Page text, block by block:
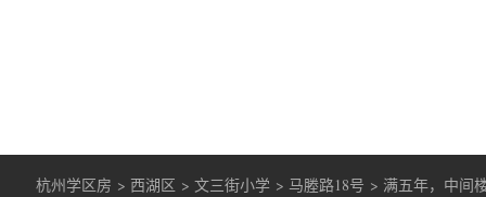
杭州学区房 > 西湖区 >文三街小学 >马塍路18号 > 满五年，中间